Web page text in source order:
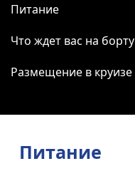
Питание
Что ждет вас на борту
Размещение в круизе
Питание